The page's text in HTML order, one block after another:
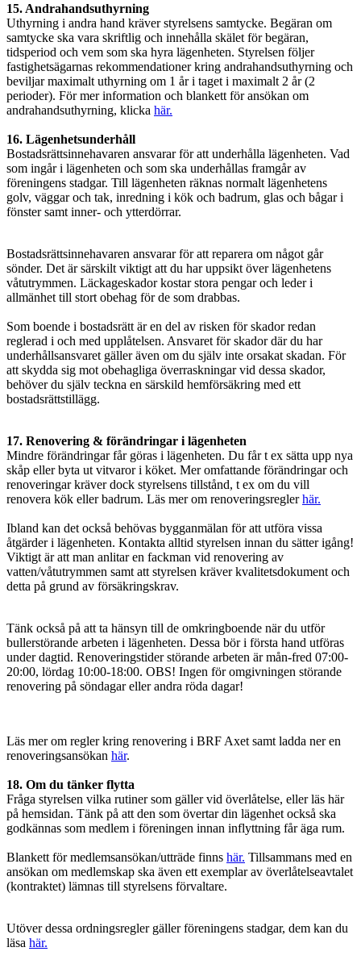
15. Andrahandsuthyrning
Uthyrning i andra hand kräver styrelsens samtycke. Begäran om
samtycke ska vara skriftlig och innehålla skälet för begäran,
tidsperiod och vem som ska hyra lägenheten. Styrelsen följer
fastighetsägarnas rekommendationer kring andrahandsuthyrning och
beviljar maximalt uthyrning om 1 år i taget i maximalt 2 år (2
perioder). För mer information och blankett för ansökan om
andrahandsuthyrning, klicka här.
16. Lägenhetsunderhåll
Bostadsrättsinnehavaren ansvarar för att underhålla lägenheten. Vad
som ingår i lägenheten och som ska underhållas framgår av
föreningens stadgar. Till lägenheten räknas normalt lägenhetens
golv, väggar och tak, inredning i kök och badrum, glas och bågar i
fönster samt inner- och ytterdörrar.
Bostadsrättsinnehavaren ansvarar för att reparera om något går
sönder. Det är särskilt viktigt att du har uppsikt över lägenhetens
våtutrymmen. Läckageskador kostar stora pengar och leder i
allmänhet till stort obehag för de som drabbas.
Som boende i bostadsrätt är en del av risken för skador redan
reglerad i och med upplåtelsen. Ansvaret för skador där du har
underhållsansvaret gäller även om du själv inte orsakat skadan. För
att skydda sig mot obehagliga överraskningar vid dessa skador,
behöver du själv teckna en särskild hemförsäkring med ett
bostadsrättstillägg.
17. Renovering & förändringar i lägenheten
Mindre förändringar får göras i lägenheten. Du får t ex sätta upp nya
skåp eller byta ut vitvaror i köket. Mer omfattande förändringar och
renoveringar kräver dock styrelsens tillstånd, t ex om du vill
renovera kök eller badrum. Läs mer om renoveringsreglerhär.
Ibland kan det också behövas bygganmälan för att utföra vissa
åtgärder i lägenheten. Kontakta alltid styrelsen innan du sätter igång!
Viktigt är att man anlitar en fackman vid renovering av
vatten/våtutrymmen samt att styrelsen kräver kvalitetsdokument och
detta på grund av försäkringskrav.
Tänk också på att ta hänsyn till de omkringboende när du utför
bullerstörande arbeten i lägenheten. Dessa bör i första hand utföras
under dagtid. Renoveringstider störande arbeten är mån-fred 07:00-
20:00, lördag 10:00-18:00. OBS! Ingen för omgivningen störande
renovering på söndagar eller andra röda dagar!
Läs mer om regler kring renovering i BRF Axet samt ladda ner en
renoveringsansökan här.
18. Om du tänker flytta
Fråga styrelsen vilka rutiner som gäller vid överlåtelse, eller läs här
på hemsidan. Tänk på att den som övertar din lägenhet också ska
godkännas som medlem i föreningen innan inflyttning får äga rum.
Blankett för medlemsansökan/utträde finns här. Tillsammans med en
ansökan om medlemskap ska även ett exemplar av överlåtelseavtalet
(kontraktet) lämnas till styrelsens förvaltare.
Utöver dessa ordningsregler gäller föreningens stadgar, dem kan du
läsa här.